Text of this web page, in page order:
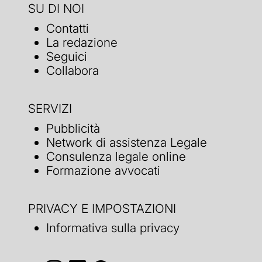
SU DI NOI
Contatti
La redazione
Seguici
Collabora
SERVIZI
Pubblicità
Network di assistenza Legale
Consulenza legale online
Formazione avvocati
PRIVACY E IMPOSTAZIONI
Informativa sulla privacy